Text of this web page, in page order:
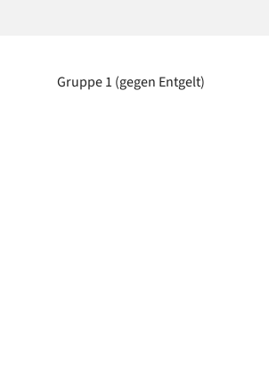
Gruppe 1 (gegen Entgelt)